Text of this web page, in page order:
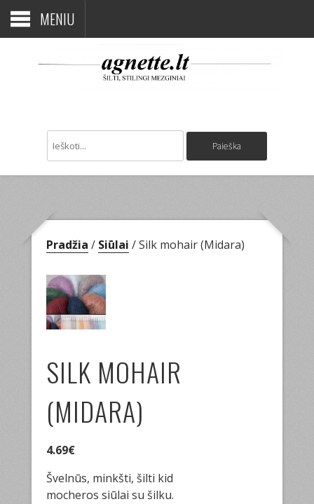
MENIU
Pradžia / Siūlai / Silk mohair (Midara)
SILK MOHAIR
(MIDARA)
4.69€
Švelnūs, minkšti, šilti kid
mocheros siūlai su šilku.